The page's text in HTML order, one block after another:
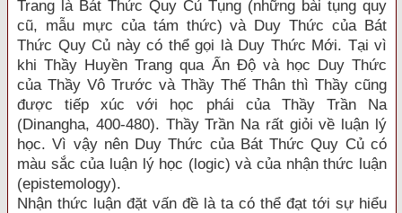
Trang là Bát Thức Quy Củ Tụng (những bài tụng quy
cũ, mẫu mực của tám thức) và Duy Thức của Bát
Thức Quy Củ này có thể gọi là Duy Thức Mới. Tại vì
khi Thầy Huyền Trang qua Ấn Độ và học Duy Thức
của Thầy Vô Trước và Thầy Thế Thân thì Thầy cũng
được tiếp xúc với học phái của Thầy Trần Na
(Dinangha, 400-480). Thầy Trần Na rất giỏi về luận lý
học. Vì vậy nên Duy Thức của Bát Thức Quy Củ có
màu sắc của luận lý học (logic) và của nhận thức luận
(epistemology).
Nhận thức luận đặt vấn đề là ta có thể đạt tới sự hiểu